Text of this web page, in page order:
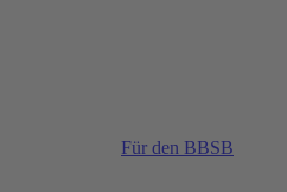
Für den BBSB